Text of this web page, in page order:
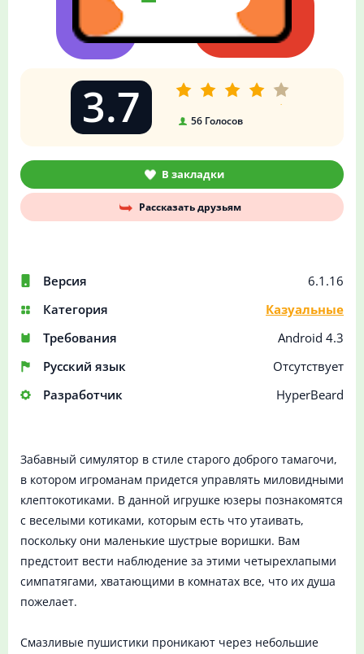
Версия
6.1.16
Категория
Казуальные
Требования
Android 4.3
Русский язык
Отсутствует
Разработчик
HyperBeard
3.7 56 Голосов
В закладки
Рассказать друзьям
Забавный симулятор в стиле старого доброго тамагочи,
в котором игроманам придется управлять миловидными
клептокотиками. В данной игрушке юзеры познакомятся
с веселыми котиками, которым есть что утаивать,
поскольку они маленькие шустрые воришки. Вам
предстоит вести наблюдение за этими четырехлапыми
симпатягами, хватающими в комнатах все, что их душа
пожелает.
Смазливые пушистики проникают через небольшие